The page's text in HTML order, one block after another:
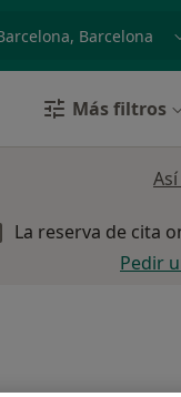
Más filtros
La reserva de cita
Pedir